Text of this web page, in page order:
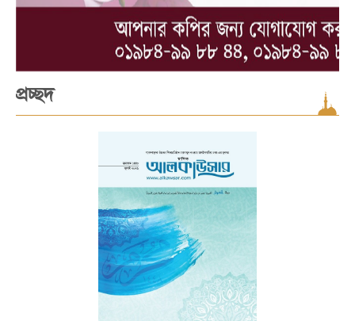
প্রচ্ছদ